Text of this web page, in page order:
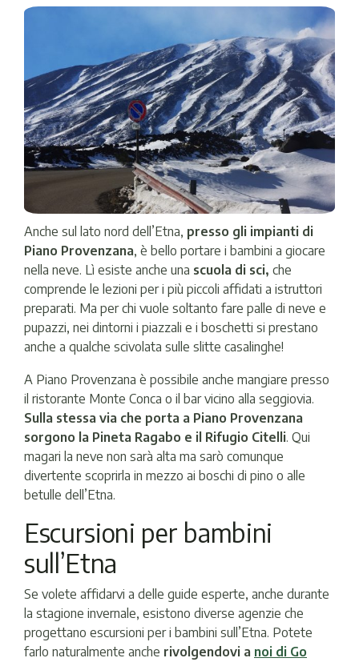
Anche sul lato nord dell’Etna, presso gli impianti di
Piano Provenzana, è bello portare i bambini a giocare
nella neve. Lì esiste anche una scuola di sci, che
comprende le lezioni per i più piccoli affidati a istruttori
preparati. Ma per chi vuole soltanto fare palle di neve e
pupazzi, nei dintorni i piazzali e i boschetti si prestano
anche a qualche scivolata sulle slitte casalinghe!
A Piano Provenzana è possibile anche mangiare presso
il ristorante Monte Conca o il bar vicino alla seggiovia.
Sulla stessa via che porta a Piano Provenzana
sorgono la Pineta Ragabo e il Rifugio Citelli. Qui
magari la neve non sarà alta ma sarò comunque
divertente scoprirla in mezzo ai boschi di pino o alle
betulle dell’Etna.
Escursioni per bambini
sull’Etna
Se volete affidarvi a delle guide esperte, anche durante
la stagione invernale, esistono diverse agenzie che
progettano escursioni per i bambini sull’Etna. Potete
farlo naturalmente anche rivolgendovi a noi di Go